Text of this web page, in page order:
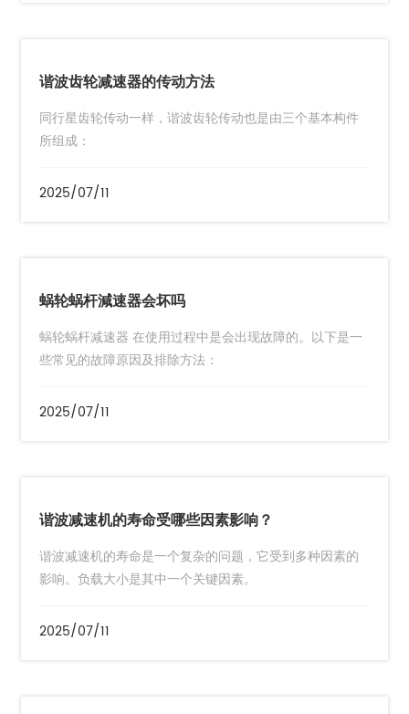
谐波齿轮减速器的传动方法
同行星齿轮传动一样，谐波齿轮传动也是由三个基本构件
所组成：
2025/07/11
蜗轮蜗杆減速器会坏吗
蜗轮蜗杆减速器 在使用过程中是会出现故障的。以下是一
些常见的故障原因及排除方法：
2025/07/11
谐波减速机的寿命受哪些因素影响？
谐波减速机的寿命是一个复杂的问题，它受到多种因素的
影响。负载大小是其中一个关键因素。
2025/07/11